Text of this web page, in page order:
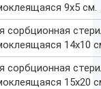
9х5 см.
сорбционная
14х10
сорбционная
15х20